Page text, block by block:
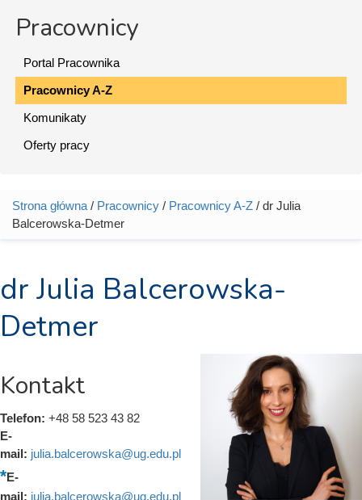
Pracownicy
Portal Pracownika
Pracownicy A-Z
Komunikaty
Oferty pracy
Jesteś tutaj
Strona główna / Pracownicy / Pracownicy A-Z / dr Julia
Balcerowska-Detmer
dr Julia Balcerowska-
Detmer
Kontakt
Telefon: +48 58 523 43 82
E-
mail: julia.balcerowska@ug.edu.pl
E-
mail: julia.balcerowska@ug.edu.pl